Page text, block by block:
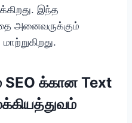
இந்த
அனைவருக்கும்
SEO க்கான Text